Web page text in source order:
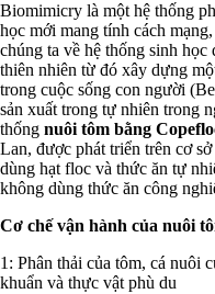
Biomimicry là một hệ thống
học mới mang tính cách
chúng ta về hệ thống sinh
thiên nhiên từ đó xây dựng
trong cuộc sống con người
sản xuất trong tự nhiên trong
thống nuôi tôm bằng
Lan, được phát triển trên cơ
dùng hạt floc và thức ăn tự
không dùng thức ăn công
Cơ chế vận hành của nuôi
1: Phân thải của tôm, cá nuôi
khuẩn và thực vật phù du